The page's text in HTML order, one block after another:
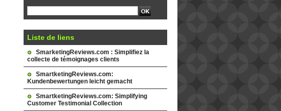
Liste de liens
SmarketingReviews.com : Simplifiez la
collecte de témoignages clients
SmartketingReviews.com:
Kundenbewertungen leicht gemacht
SmartketingReviews.com: Simplifying
Customer Testimonial Collection